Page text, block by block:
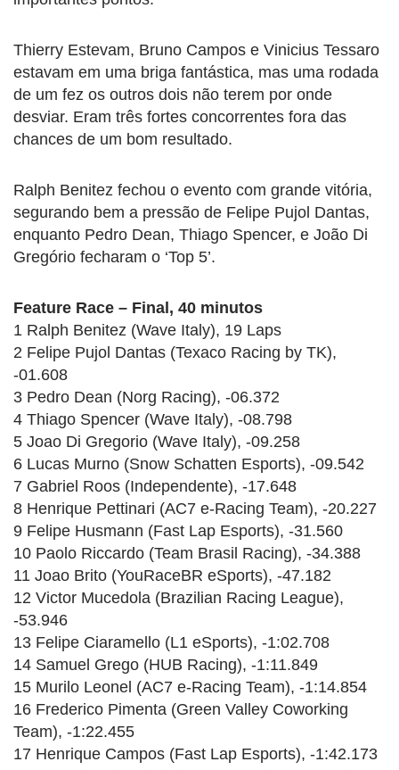
Thierry Estevam, Bruno Campos e Vinicius Tessaro
estavam em uma briga fantástica, mas uma rodada
de um fez os outros dois não terem por onde
desviar. Eram três fortes concorrentes fora das
chances de um bom resultado.
Ralph Benitez fechou o evento com grande vitória,
segurando bem a pressão de Felipe Pujol Dantas,
enquanto Pedro Dean, Thiago Spencer, e João Di
Gregório fecharam o ‘Top 5’.
Feature Race – Final, 40 minutos
1 Ralph Benitez (Wave Italy), 19 Laps
2 Felipe Pujol Dantas (Texaco Racing by TK),
-01.608
3 Pedro Dean (Norg Racing), -06.372
4 Thiago Spencer (Wave Italy), -08.798
5 Joao Di Gregorio (Wave Italy), -09.258
6 Lucas Murno (Snow Schatten Esports), -09.542
7 Gabriel Roos (Independente), -17.648
8 Henrique Pettinari (AC7 e-Racing Team), -20.227
9 Felipe Husmann (Fast Lap Esports), -31.560
10 Paolo Riccardo (Team Brasil Racing), -34.388
11 Joao Brito (YouRaceBR eSports), -47.182
12 Victor Mucedola (Brazilian Racing League),
-53.946
13 Felipe Ciaramello (L1 eSports), -1:02.708
14 Samuel Grego (HUB Racing), -1:11.849
15 Murilo Leonel (AC7 e-Racing Team), -1:14.854
16 Frederico Pimenta (Green Valley Coworking
Team), -1:22.455
17 Henrique Campos (Fast Lap Esports), -1:42.173